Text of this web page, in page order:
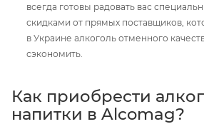
всегда готовы радовать вас
скидками от прямых поставщиков,
в Украине алкоголь отменного
сэкономить.
Как приобрести
напитки в Alcomag?